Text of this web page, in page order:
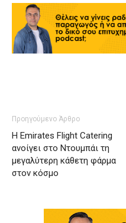
Προηγούμενο Άρθρο
Η Emirates Flight Catering
ανοίγει στο Ντουμπάι τη
μεγαλύτερη κάθετη φάρμα
στον κόσμο